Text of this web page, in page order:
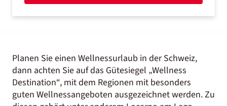
Planen Sie einen Wellnessurlaub in der Schweiz,
dann achten Sie auf das Gütesiegel „Wellness
Destination“, mit dem Regionen mit besonders
guten Wellnessangeboten ausgezeichnet werden. Zu